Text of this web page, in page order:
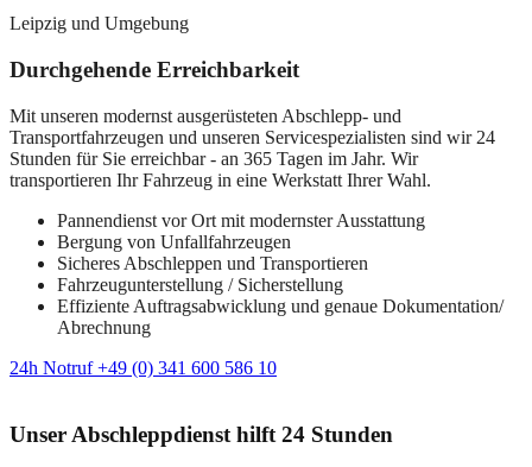
Leipzig und Umgebung
Durchgehende Erreichbarkeit
Mit unseren modernst ausgerüsteten Abschlepp- und
Transportfahrzeugen und unseren Servicespezialisten sind wir 24
Stunden für Sie erreichbar - an 365 Tagen im Jahr. Wir
transportieren Ihr Fahrzeug in eine Werkstatt Ihrer Wahl.
Pannendienst vor Ort mit modernster Ausstattung
Bergung von Unfallfahrzeugen
Sicheres Abschleppen und Transportieren
Fahrzeugunterstellung / Sicherstellung
Effiziente Auftragsabwicklung und genaue Dokumentation/
Abrechnung
24h Notruf +49 (0) 341 600 586 10
Unser Abschleppdienst hilft 24 Stunden